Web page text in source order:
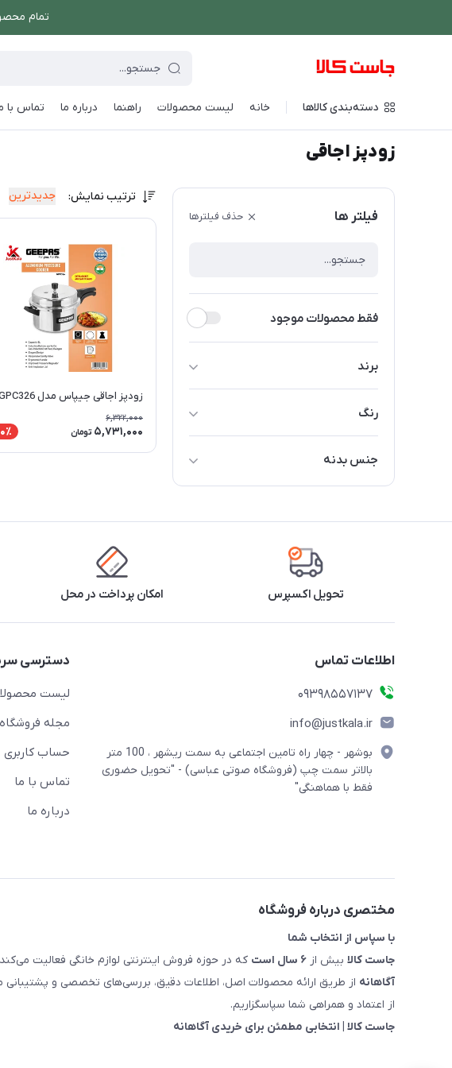
تمام
دسته‌بندی کالاها خانه لیست محصولات راهنما درباره ما تماس با
فروشگاه اینترنتی جاست کالا پخت و پز زودپز اجاقی
زودپز اجاقی
فیلتر ها حذف فیلترها
فقط محصولات موجود
برند
رنگ
جنس بدنه
استیل
ترتیب نمایش: جدیدترین
زودپز اجاقی جیپاس مدل GPC326
6,322,000
5,731,000 تومان
تحویل اکسپرس امکان پرداخت در محل
اطلاعات تماس
09398557137
info@justkala.ir
بوشهر - چهار راه تامین اجتماعی به سمت ریشهر ، 100 متر
بالاتر سمت چپ (فروشگاه صوتی عباسی) - "تحویل حضوری
فقط با هماهنگی"
دسترسی
لیست
مجله فروشگاه
حساب کاربری
تماس با ما
درباره ما
مختصری درباره فروشگاه
با سپاس از انتخاب شما
جاست کالا بیش از ۶ سال است که در حوزه فروش اینترنتی لوازم خانگی فعالیت
آگاهانه از طریق ارائه محصولات اصل، اطلاعات دقیق، بررسی‌های تخصصی و پشتیبانی
از اعتماد و همراهی شما سپاسگزاریم.
جاست کالا | انتخابی مطمئن برای خریدی آگاهانه